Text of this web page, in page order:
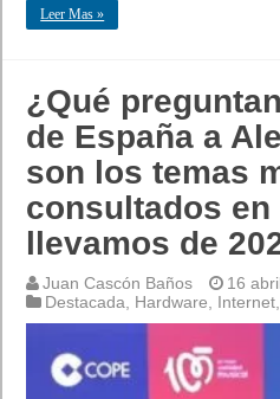
Leer Mas »
¿Qué
de España a
son los temas
consultados en
llevamos de
Juan Cascón Baños
16
Destacada, Hardware, Internet,